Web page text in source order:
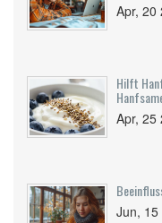
Apr, 20
Hilft
Apr, 25
Jun, 15